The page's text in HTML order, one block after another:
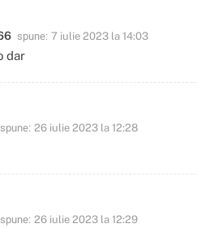
spune: 7 iulie 2023 la 14:03
dar
spune: 26 iulie 2023 la 12:28
spune: 26 iulie 2023 la 12:29